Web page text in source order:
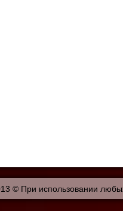
© При использовании